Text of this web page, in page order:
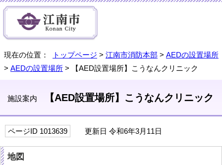
現在の位置： トップページ > 江南市消防本部 > AEDの設置場所
> AEDの設置場所 > 【AED設置場所】こうなんクリニック
施設案内 【AED設置場所】こうなんクリニック
ページID 1013639 更新日 令和6年3月11日
地図